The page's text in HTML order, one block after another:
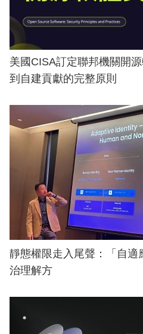
美國CISA訂定聯邦機關開
到自建貢獻的完整原則
靜態權限走入尾聲：「自適
治理解方